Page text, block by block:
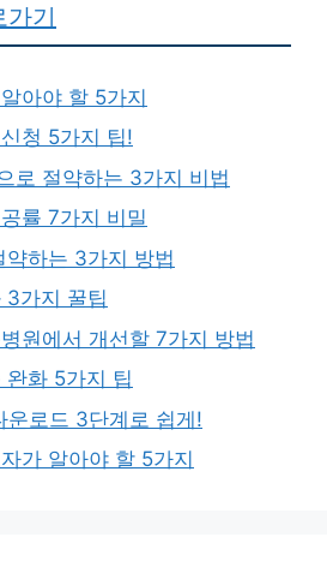
기
아야 할 5가지
청 5가지 팁!
로 절약하는 3가지 비법
률 7가지 비밀
하는 3가지 방법
3가지 꿀팁
원에서 개선할 7가지 방법
화 5가지 팁
운로드 3단계로 쉽게!
가 알아야 할 5가지